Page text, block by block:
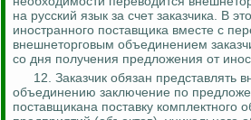
на русский язык за счет заказчика. В
иностранного поставщика вместе с
внешнеторговым объединением
со дня получения предложения от
12. Заказчик обязан представлять
объединению заключение по
поставщикана поставку комплектного